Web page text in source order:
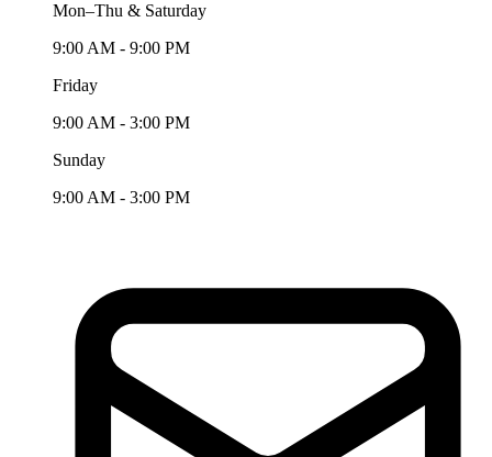
Mon–Thu & Saturday
9:00 AM - 9:00 PM
Friday
9:00 AM - 3:00 PM
Sunday
9:00 AM - 3:00 PM